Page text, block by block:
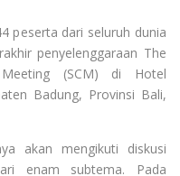
peserta dari seluruh dunia
penyelenggaraan The
Meeting (SCM) di Hotel
Badung, Provinsi Bali,
akan mengikuti diskusi
enam subtema. Pada